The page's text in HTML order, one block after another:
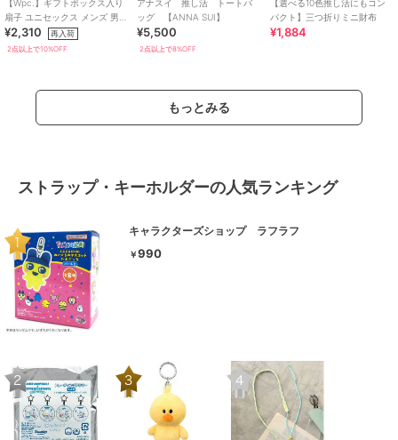
【Wpc.】ギフトボックス入り
扇子 ユニセックス メンズ 男性
プレゼント ギフト 扇子 うちわ
¥2,310 再入荷
2点以上で10%OFF
アナスイ 推し活 トートバ
ッグ 【ANNA SUI】
¥5,500
2点以上で8%OFF
【選べる10色推し活にもコン
パクト】三つ折りミニ財布
¥1,884
もっとみる
ストラップ・キーホルダーの人気ランキング
キャラクターズショップ ラフラフ
￥990